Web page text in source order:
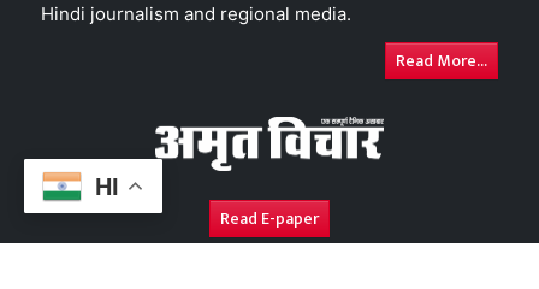
HI
Hindi journalism and regional media.
Read More...
Read E-paper